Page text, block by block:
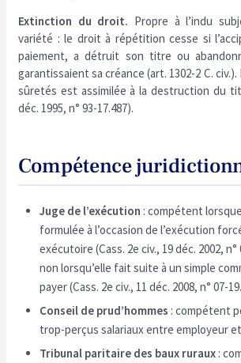
Extinction du droit. Propre à l’indu
variété : le droit à répétition cesse si
paiement, a détruit son titre ou
garantissaient sa créance (art. 1302-2 C.
sûretés est assimilée à la destruction du
déc. 1995, n° 93-17.487).
Compétence
Juge de l’exécution : compétent
formulée à l’occasion de l’exécution
exécutoire (Cass. 2e civ., 19 déc. 2002, n°
non lorsqu’elle fait suite à un simple
payer (Cass. 2e civ., 11 déc. 2008, n° 07-
Conseil de prud’hommes : compétent
trop-perçus salariaux entre employeur
Tribunal paritaire des baux ruraux :